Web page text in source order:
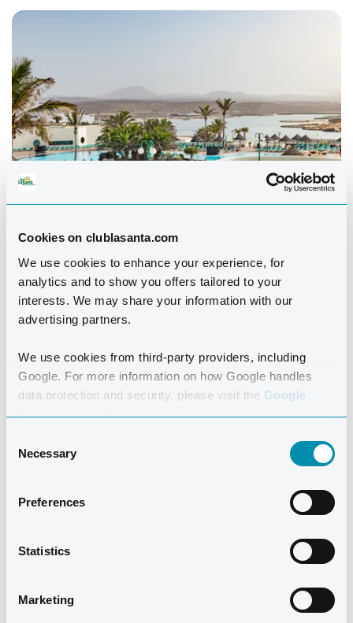
Cookies on clublasanta.com
We use cookies to enhance your experience, for
analytics and to show you offers tailored to your
interests. We may share your information with our
advertising partners.
We use cookies from third-party providers, including
Google. For more information on how Google handles
data protection and security, please visit the Google
Business Data Responsibility site.
Selection
Necessary
Preferences
Statistics
Marketing
fácil, conveniente y deliciosa para tus comidas durante
actividades y charlar con buena comida y en un
ambiente casual. Las bebidas están incluidas en el
bufé de desayuno, pero deben comprarse con las otras
PRECIOS POR DIA